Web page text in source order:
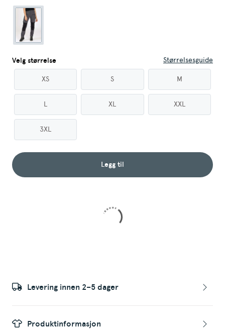
Velg størrelse Størrelsesguide
XS S M
L XL XXL
3XL
Legg til
Levering innen 2–5 dager
Produktinformasjon